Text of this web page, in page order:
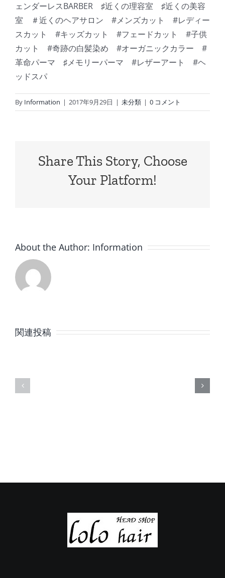
ェンダーレスBARBER ♯近くの理容室 ♯近くの美容
室 ＃近くのヘアサロン #メンズカット #レディー
スカット #キッズカット #フェードカット #子供
カット #奇跡の白髪染め #オーガニックカラー #
革命パーマ ♯メモリーパーマ #レザーアート #ヘ
ッドスパ
By Information | 2017年9月29日 | 未分類 | 0 コメント
Share This Story, Choose
Your Platform!
About the Author: Information
関連投稿 月
内
月
内